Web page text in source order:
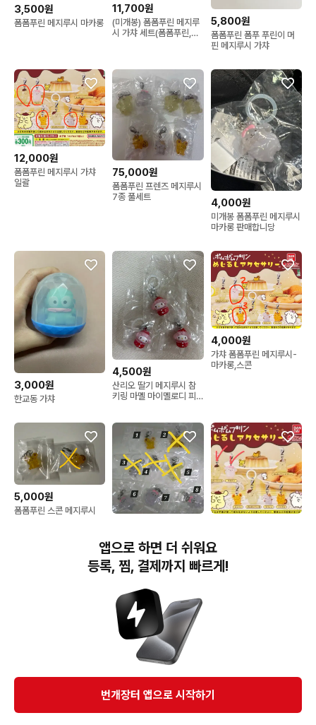
3,500원
폼폼푸린 메지루시 마카롱
11,700원
(미개봉) 폼폼푸린 메지루
시 가챠 세트(폼폼푸린,스
5,800원
폼폼푸린 폼푸 푸린이 머
핀 메지루시 가챠
12,000원
폼폼푸린 메지루시 가챠
일괄
75,000원
폼폼푸린 프렌즈 메지루시
7종 풀세트
4,000원
미개봉 폼폼푸린 메지루시
마카롱 판매합니당
3,000원
한교동 가챠
4,500원
산리오 딸기 메지루시 참
키링 마멜 마이멜로디 피
4,000원
가챠 폼폼푸린 메지루시-
마카롱,스콘
5,000원
폼폼푸린 스콘 메지루시
폼폼푸린 메지루시
(폼폼푸린A, 마카롱) 일괄
판매
번개장터(주) 사업자정보, 이용약관 및 기타 법적고지
번개장터㈜는 통신판매중개자이며, 통신판매의 당사자가 아닙니다. 전자상거래 등에서의
소비자보호에 관한 법률 등 관련 법령 및 번개장터㈜의 약관에 따라 상품, 상품정보, 거래에 관한 책임은
개별 판매자에게 귀속하고, 번개장터㈜는 원칙적으로 회원간 거래에 대하여 책임을 지지 않습니다.
다만, 번개장터㈜가 직접 판매하는 상품에 대한 책임은 번개장터㈜에게 귀속합니다.
APP 다운로드
앱으로 하면 더 쉬워요
등록, 찜, 결제까지 빠르게!
번개장터 앱으로 시작하기